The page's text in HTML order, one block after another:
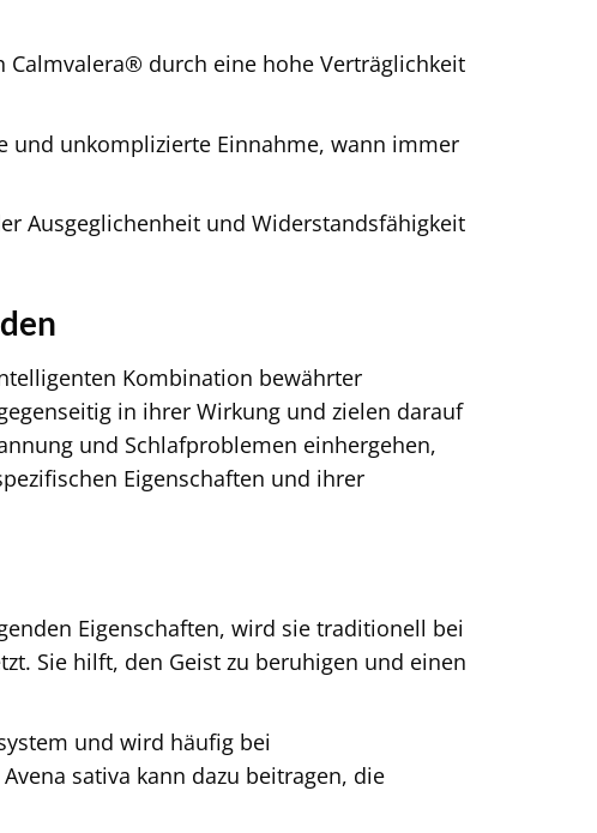
durch eine hohe Verträglichkeit
unkomplizierte Einnahme, wann immer
Ausgeglichenheit und Widerstandsfähigkeit
Kombination bewährter
in ihrer Wirkung und zielen darauf
und Schlafproblemen einhergehen,
Eigenschaften und ihrer
Eigenschaften, wird sie traditionell bei
Sie hilft, den Geist zu beruhigen und einen
und wird häufig bei
sativa kann dazu beitragen, die